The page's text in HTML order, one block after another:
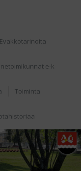
Evakkotarinoita
e-k
Toiminta